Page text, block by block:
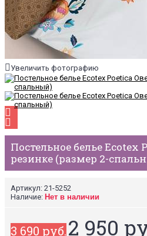
Увеличить фотографию
Постельное белье Ecotex
резинке (размер 2-
Артикул: 21-5252
Наличие: Нет в наличии
3 690 руб.2 950